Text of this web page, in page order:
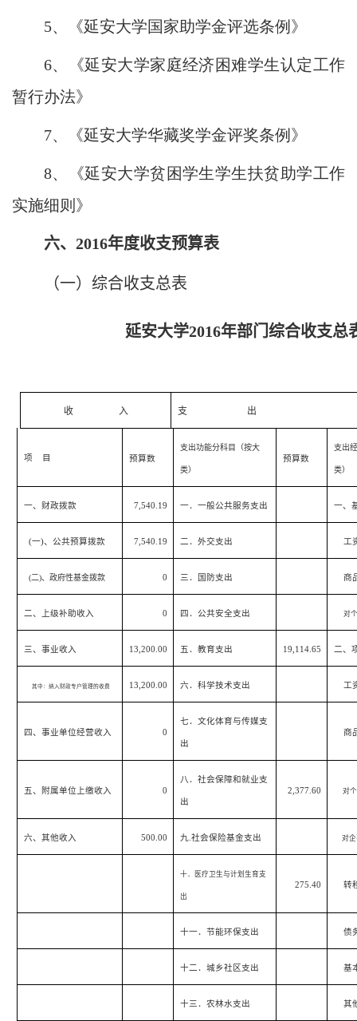
5、《延安大学国家助学金评选条例》
6、《延安大学家庭经济困难学生认定工作
暂行办法》
7、《延安大学华藏奖学金评奖条例》
8、《延安大学贫困学生学生扶贫助学工作
实施细则》
六、2016年度收支预算表
（一）综合收支总表
延安大学2016年部门综合收支总
收 入 支 出
项 目 预算数
支出功能分科目（按大
类）
预算数
支出
类）
一、财政拨款 7,540.19 一．一般公共服务支出 一、
(一)、公共预算拨款 7,540.19 二．外交支出 工
(二)、政府性基金拨款 0 三．国防支出 商
二、上级补助收入 0 四．公共安全支出 对
三、事业收入 13,200.00 五．教育支出 19,114.65 二、
其中：纳入财政专户管理的收费 13,200.00 六．科学技术支出 工
四、事业单位经营收入 0
七．文化体育与传媒支
出
商
五、附属单位上缴收入 0
八．社会保障和就业支
出
2,377.60 对
六、其他收入 500.00 九.社会保险基金支出 对
十．医疗卫生与计划生育支
出
275.40 转
十一．节能环保支出 债
十二．城乡社区支出 基
十三．农林水支出 其